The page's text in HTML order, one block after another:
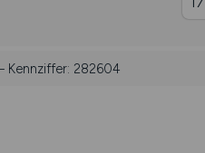
Kennziffer: 282604